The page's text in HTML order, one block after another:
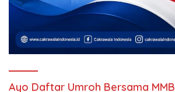
Ayo Daftar Umroh Bersama MMB